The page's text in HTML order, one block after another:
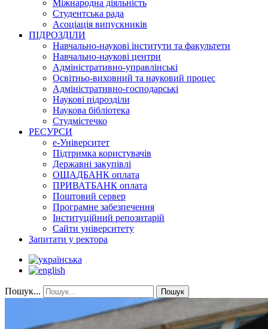
Міжнародна діяльність
Студентська рада
Асоціація випускників
ПІДРОЗДІЛИ
Навчально-наукові інститути та факультети
Навчально-наукові центри
Адміністративно-управлінські
Освітньо-виховний та науковий процес
Адміністративно-господарські
Наукові підрозділи
Наукова бібліотека
Студмістечко
РЕСУРСИ
е-Університет
Підтримка користувачів
Державні закупівлі
ОЩАДБАНК оплата
ПРИВАТБАНК оплата
Поштовий сервер
Програмне забезпечення
Інституційний репозитарій
Сайти університету
Запитати у ректора
Пошук... Пошук